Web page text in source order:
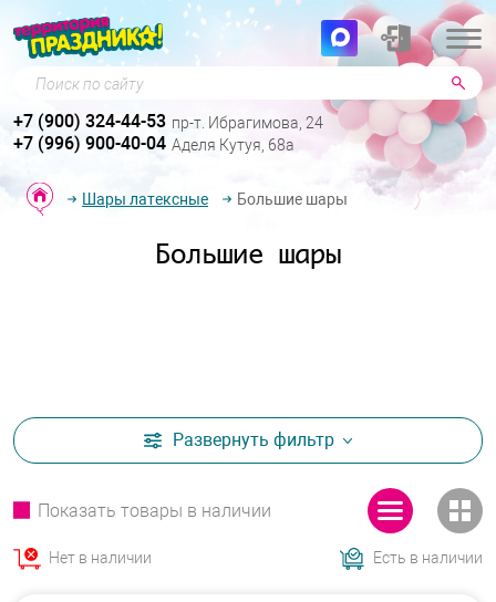
Поиск по сайту
+7 (900) 324-44-53 пр-т. Ибрагимова, 24
+7 (996) 900-40-04 Аделя Кутуя, 68а
Шары латексные Большие шары
Большие шары
Развернуть фильтр
Показать товары в наличии
Нет в наличии Есть в наличии